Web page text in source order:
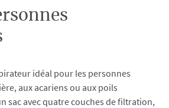
idéal pour les personnes
aux acariens ou aux poils
sac avec quatre couches de filtration,